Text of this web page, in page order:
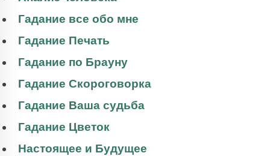
Гадание все обо мне
Гадание Печать
Гадание по Брауну
Гадание Скороговорка
Гадание Ваша судьба
Гадание Цветок
Настоящее и Будущее